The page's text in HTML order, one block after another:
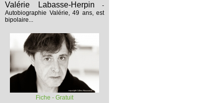
Valérie Labasse-Herpin -
Autobiographie Valérie, 49 ans, est
bipolaire...
Fiche - Gratuit